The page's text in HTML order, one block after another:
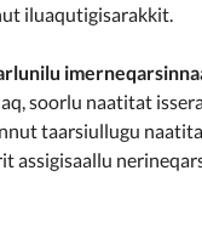
iluaqutigisarakkit.
soorlu naatitat
taarsiullugu
assigisaallu